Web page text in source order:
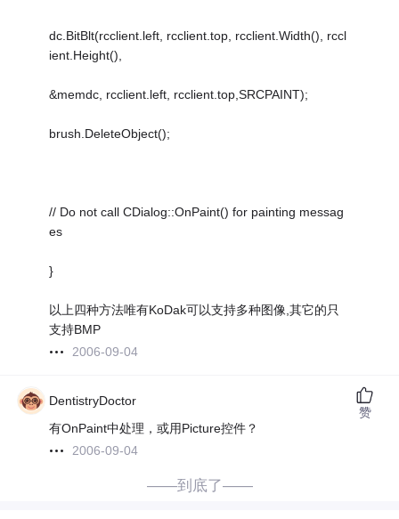
dc.BitBlt(rcclient.left, rcclient.top, rcclient.Width(), rccl
ient.Height(),
&memdc, rcclient.left, rcclient.top,SRCPAINT);
brush.DeleteObject();
// Do not call CDialog::OnPaint() for painting messag
es
}
以上四种方法唯有KoDak可以支持多种图像,其它的只
支持BMP
2006-09-04
DentistryDoctor
有OnPaint中处理，或用Picture控件？
2006-09-04
赞
——到底了——